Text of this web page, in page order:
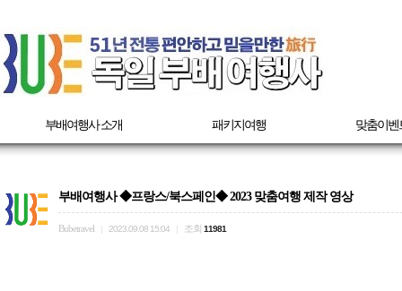
부배여행사 소개 패키지여행 맞춤이벤
부배여행사 ◆프랑스/북스페인◆ 2023 맞춤여행 제작 영상
Bubetravel 2023.09.08 15:04 조회 11981